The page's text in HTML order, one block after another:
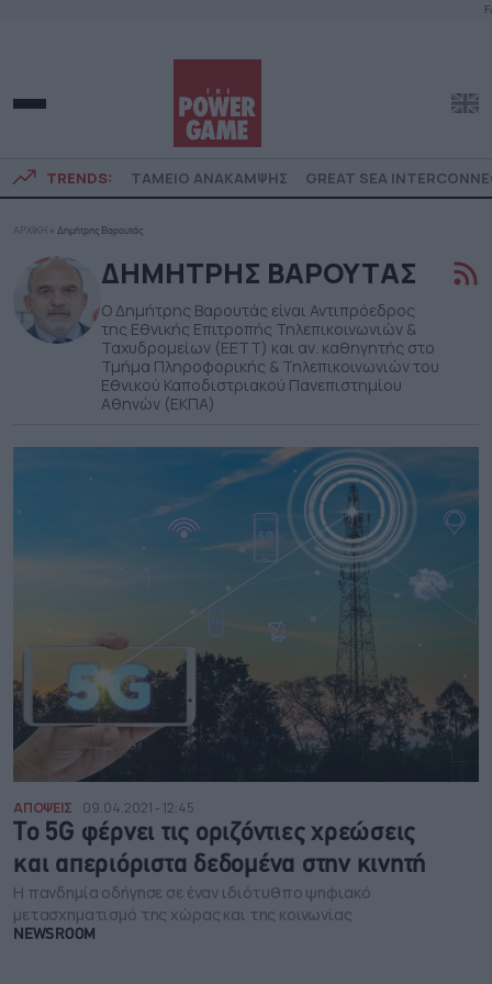
TRENDS: ΤΑΜΕΙΟ ΑΝΑΚΑΜΨΗΣ GREAT SEA
ΑΡΧΙΚΗ » Δημήτρης Βαρουτάς
ΔΗΜΗΤΡΗΣ ΒΑΡΟΥΤΑΣ
Ο Δημήτρης Βαρουτάς είναι Αντιπρόεδρος
της Εθνικής Επιτροπής Τηλεπικοινωνιών &
Ταχυδρομείων (ΕΕΤΤ) και αν. καθηγητής στο
Τμήμα Πληροφορικής & Τηλεπικοινωνιών του
Εθνικού Καποδιστριακού Πανεπιστημίου
Αθηνών (ΕΚΠΑ)
ΑΠΟΨΕΙΣ 09.04.2021 - 12:45
Το 5G φέρνει τις οριζόντιες χρεώσεις
και απεριόριστα δεδομένα στην κινητή
Η πανδημία οδήγησε σε έναν ιδιότυθπο ψηφιακό
μετασχηματισμό της χώρας και της κοινωνίας
NEWSROOM